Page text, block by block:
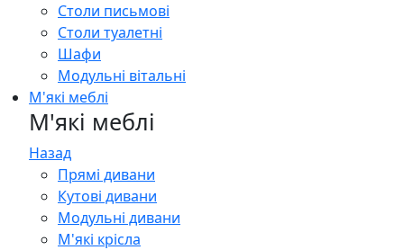
Столи письмові
Столи туалетні
Шафи
Модульні вітальні
М'які меблі
М'які меблі
Назад
Прямі дивани
Кутові дивани
Модульні дивани
М'які крісла